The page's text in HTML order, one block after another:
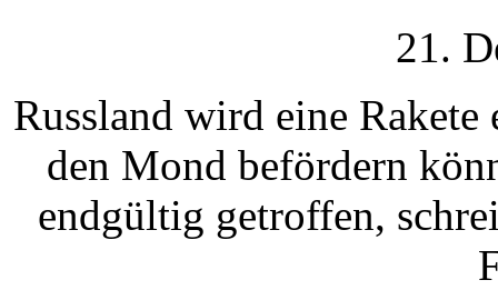
21.
Russland wird eine
den Mond befördern
endgültig getroffen,